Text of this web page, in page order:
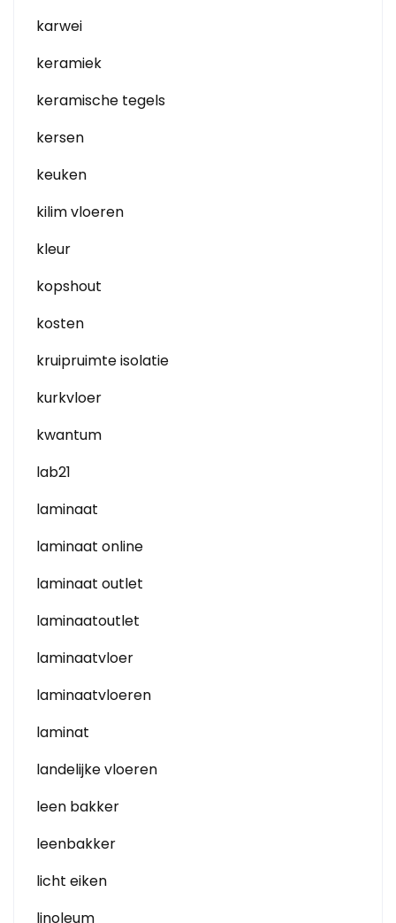
karwei
keramiek
keramische tegels
kersen
keuken
kilim vloeren
kleur
kopshout
kosten
kruipruimte isolatie
kurkvloer
kwantum
lab21
laminaat
laminaat online
laminaat outlet
laminaatoutlet
laminaatvloer
laminaatvloeren
laminat
landelijke vloeren
leen bakker
leenbakker
licht eiken
linoleum